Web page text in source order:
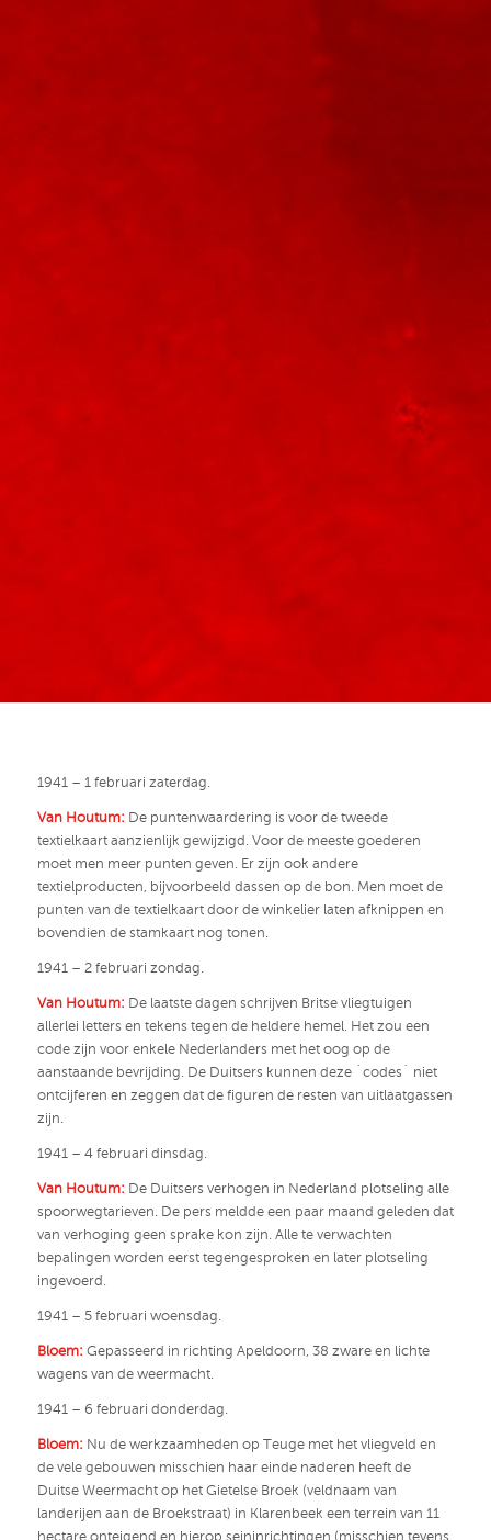
1941 – 1 februari zaterdag.
Van Houtum: De puntenwaardering is voor de tweede
textielkaart aanzienlijk gewijzigd. Voor de meeste goederen
moet men meer punten geven. Er zijn ook andere
textielproducten, bijvoorbeeld dassen op de bon. Men moet de
punten van de textielkaart door de winkelier laten afknippen en
bovendien de stamkaart nog tonen.
1941 – 2 februari zondag.
Van Houtum: De laatste dagen schrijven Britse vliegtuigen
allerlei letters en tekens tegen de heldere hemel. Het zou een
code zijn voor enkele Nederlanders met het oog op de
aanstaande bevrijding. De Duitsers kunnen deze ´codes´ niet
ontcijferen en zeggen dat de figuren de resten van uitlaatgassen
zijn.
1941 – 4 februari dinsdag.
Van Houtum: De Duitsers verhogen in Nederland plotseling alle
spoorwegtarieven. De pers meldde een paar maand geleden dat
van verhoging geen sprake kon zijn. Alle te verwachten
bepalingen worden eerst tegengesproken en later plotseling
ingevoerd.
1941 – 5 februari woensdag.
Bloem: Gepasseerd in richting Apeldoorn, 38 zware en lichte
wagens van de weermacht.
1941 – 6 februari donderdag.
Bloem: Nu de werkzaamheden op Teuge met het vliegveld en
de vele gebouwen misschien haar einde naderen heeft de
Duitse Weermacht op het Gietelse Broek (veldnaam van
landerijen aan de Broekstraat) in Klarenbeek een terrein van 11